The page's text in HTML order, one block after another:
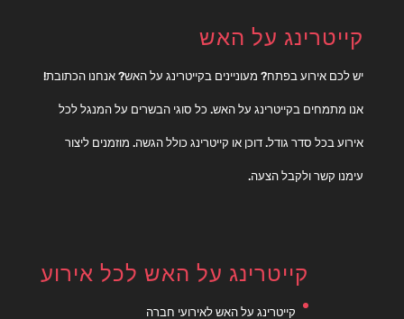
קייטרינג על האש
יש לכם אירוע בפתח? מעוניינים בקייטרינג על האש? אנחנו הכתובת!
אנו מתמחים בקייטרינג על האש. כל סוגי הבשרים על המנגל לכל
אירוע בכל סדר גודל. דוכן או קייטרינג כולל הגשה. מוזמנים ליצור
עימנו קשר ולקבל הצעה.
קייטרינג על האש לכל אירוע
קייטרינג על האש לאירועי חברה